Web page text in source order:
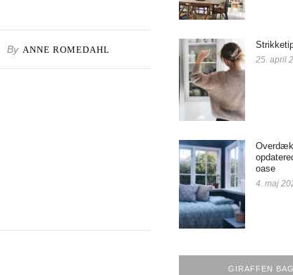
By ANNE ROMEDAHL
25. april
oase
4. maj
GIRAFFEN